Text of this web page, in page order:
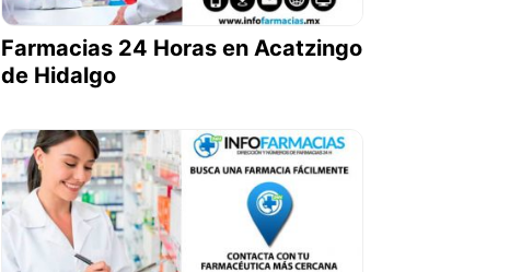
Farmacias 24 Horas en Acatzingo
de Hidalgo